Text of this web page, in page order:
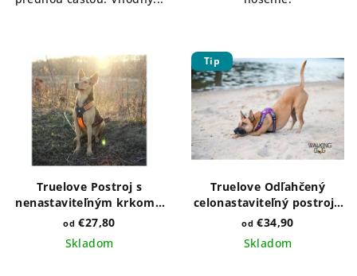
Truelove Postroj s
nenastaviteľným krkom -
rôzne farby
od €27,80
Skladom
Tip
Truelove Odľahčený
celonastaviteľný postroj -
rôzne farby
od €34,90
Skladom